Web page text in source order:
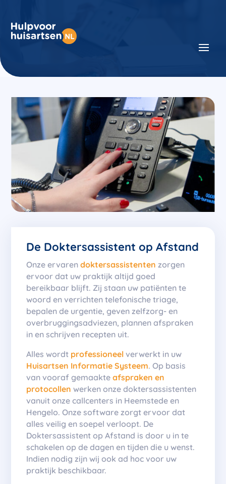
De Doktersassistent op Afstand
Onze ervarendoktersassistenten zorgen
ervoor dat uw praktijk altijd goed
bereikbaar blijft. Zij staan uw patiënten te
woord en verrichten telefonische triage,
bepalen de urgentie, geven zelfzorg- en
overbruggingsadviezen, plannen afspraken
in en schrijven recepten uit.
Alles wordt professioneel verwerkt in uw
Huisartsen Informatie Systeem. Op basis
van vooraf gemaakteafspraken en
protocollen werken onze doktersassistenten
vanuit onze callcenters in Heemstede en
Hengelo. Onze software zorgt ervoor dat
alles veilig en soepel verloopt. De
Doktersassistent op Afstand is door u in te
schakelen op de dagen en tijden die u wenst.
Indien nodig zijn wij ook ad hoc voor uw
praktijk beschikbaar.